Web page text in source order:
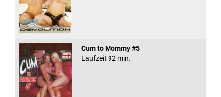
Cum to Mommy #5
Laufzeit 92 min.